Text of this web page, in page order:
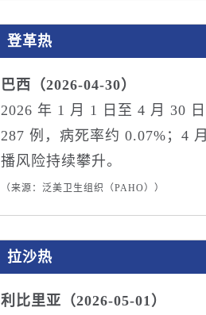
登革热
巴西（2026-04-30）
2026 年 1 月 1 日至 4 月 30
287 例，病死率约 0.07%；4
播风险持续攀升。
（来源：泛美卫生组织（PAHO））
拉沙热
利比里亚（2026-05-01）